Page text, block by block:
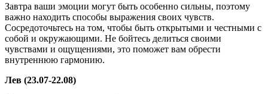
Завтра ваши эмоции могут быть особенно сильны, поэтому
важно находить способы выражения своих чувств.
Сосредоточьтесь на том, чтобы быть открытыми и честными с
собой и окружающими. Не бойтесь делиться своими
чувствами и ощущениями, это поможет вам обрести
внутреннюю гармонию.
Лев (23.07-22.08)